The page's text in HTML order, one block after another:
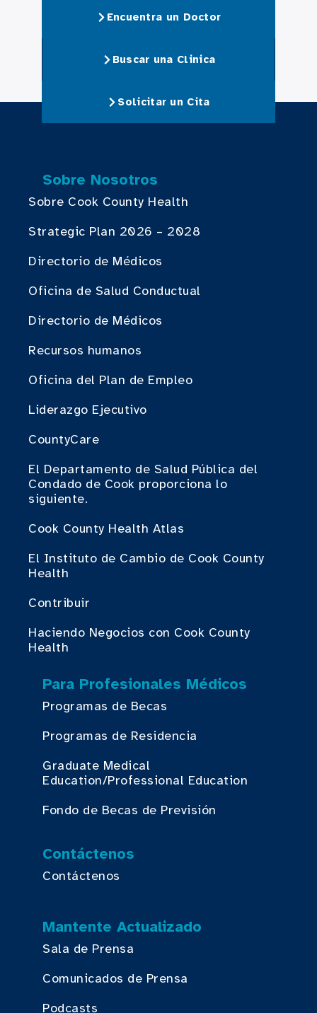
Encuentra un Doctor
Buscar una Clinica
Solicitar un Cita
Sobre Nosotros
Sobre Cook County Health
Strategic Plan 2026 – 2028
Directorio de Médicos
Oficina de Salud Conductual
Directorio de Médicos
Recursos humanos
Oficina del Plan de Empleo
Liderazgo Ejecutivo
CountyCare
El Departamento de Salud Pública del
Condado de Cook proporciona lo
siguiente.
Cook County Health Atlas
El Instituto de Cambio de Cook County
Health
Contribuir
Haciendo Negocios con Cook County
Health
Para Profesionales Médicos
Programas de Becas
Programas de Residencia
Graduate Medical
Education/Professional Education
Fondo de Becas de Previsión
Contáctenos
Contáctenos
Mantente Actualizado
Sala de Prensa
Comunicados de Prensa
Podcasts